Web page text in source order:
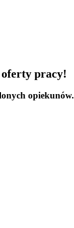
oferty pracy!
opiekunów.